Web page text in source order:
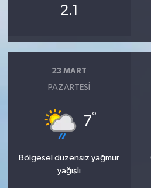
2.1
23 MART
PAZARTESI
7°
Bölgesel düzensiz yağmur
yağışlı